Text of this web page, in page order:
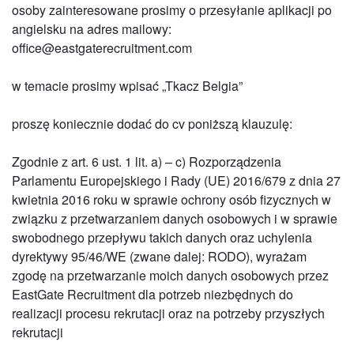
osoby zainteresowane prosimy o przesyłanie aplikacji po
angielsku na adres mailowy:
office@eastgaterecruitment.com
w temacie prosimy wpisać „Tkacz Belgia”
proszę koniecznie dodać do cv poniższą klauzulę:
Zgodnie z art. 6 ust. 1 lit. a) – c) Rozporządzenia
Parlamentu Europejskiego i Rady (UE) 2016/679 z dnia 27
kwietnia 2016 roku w sprawie ochrony osób fizycznych w
związku z przetwarzaniem danych osobowych i w sprawie
swobodnego przepływu takich danych oraz uchylenia
dyrektywy 95/46/WE (zwane dalej: RODO), wyrażam
zgodę na przetwarzanie moich danych osobowych przez
EastGate Recruitment dla potrzeb niezbędnych do
realizacji procesu rekrutacji oraz na potrzeby przyszłych
rekrutacji